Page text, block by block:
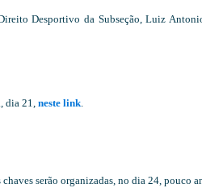
Desportivo da Subseção, Luiz
dia 21, neste link.
serão organizadas, no dia 24, pouco